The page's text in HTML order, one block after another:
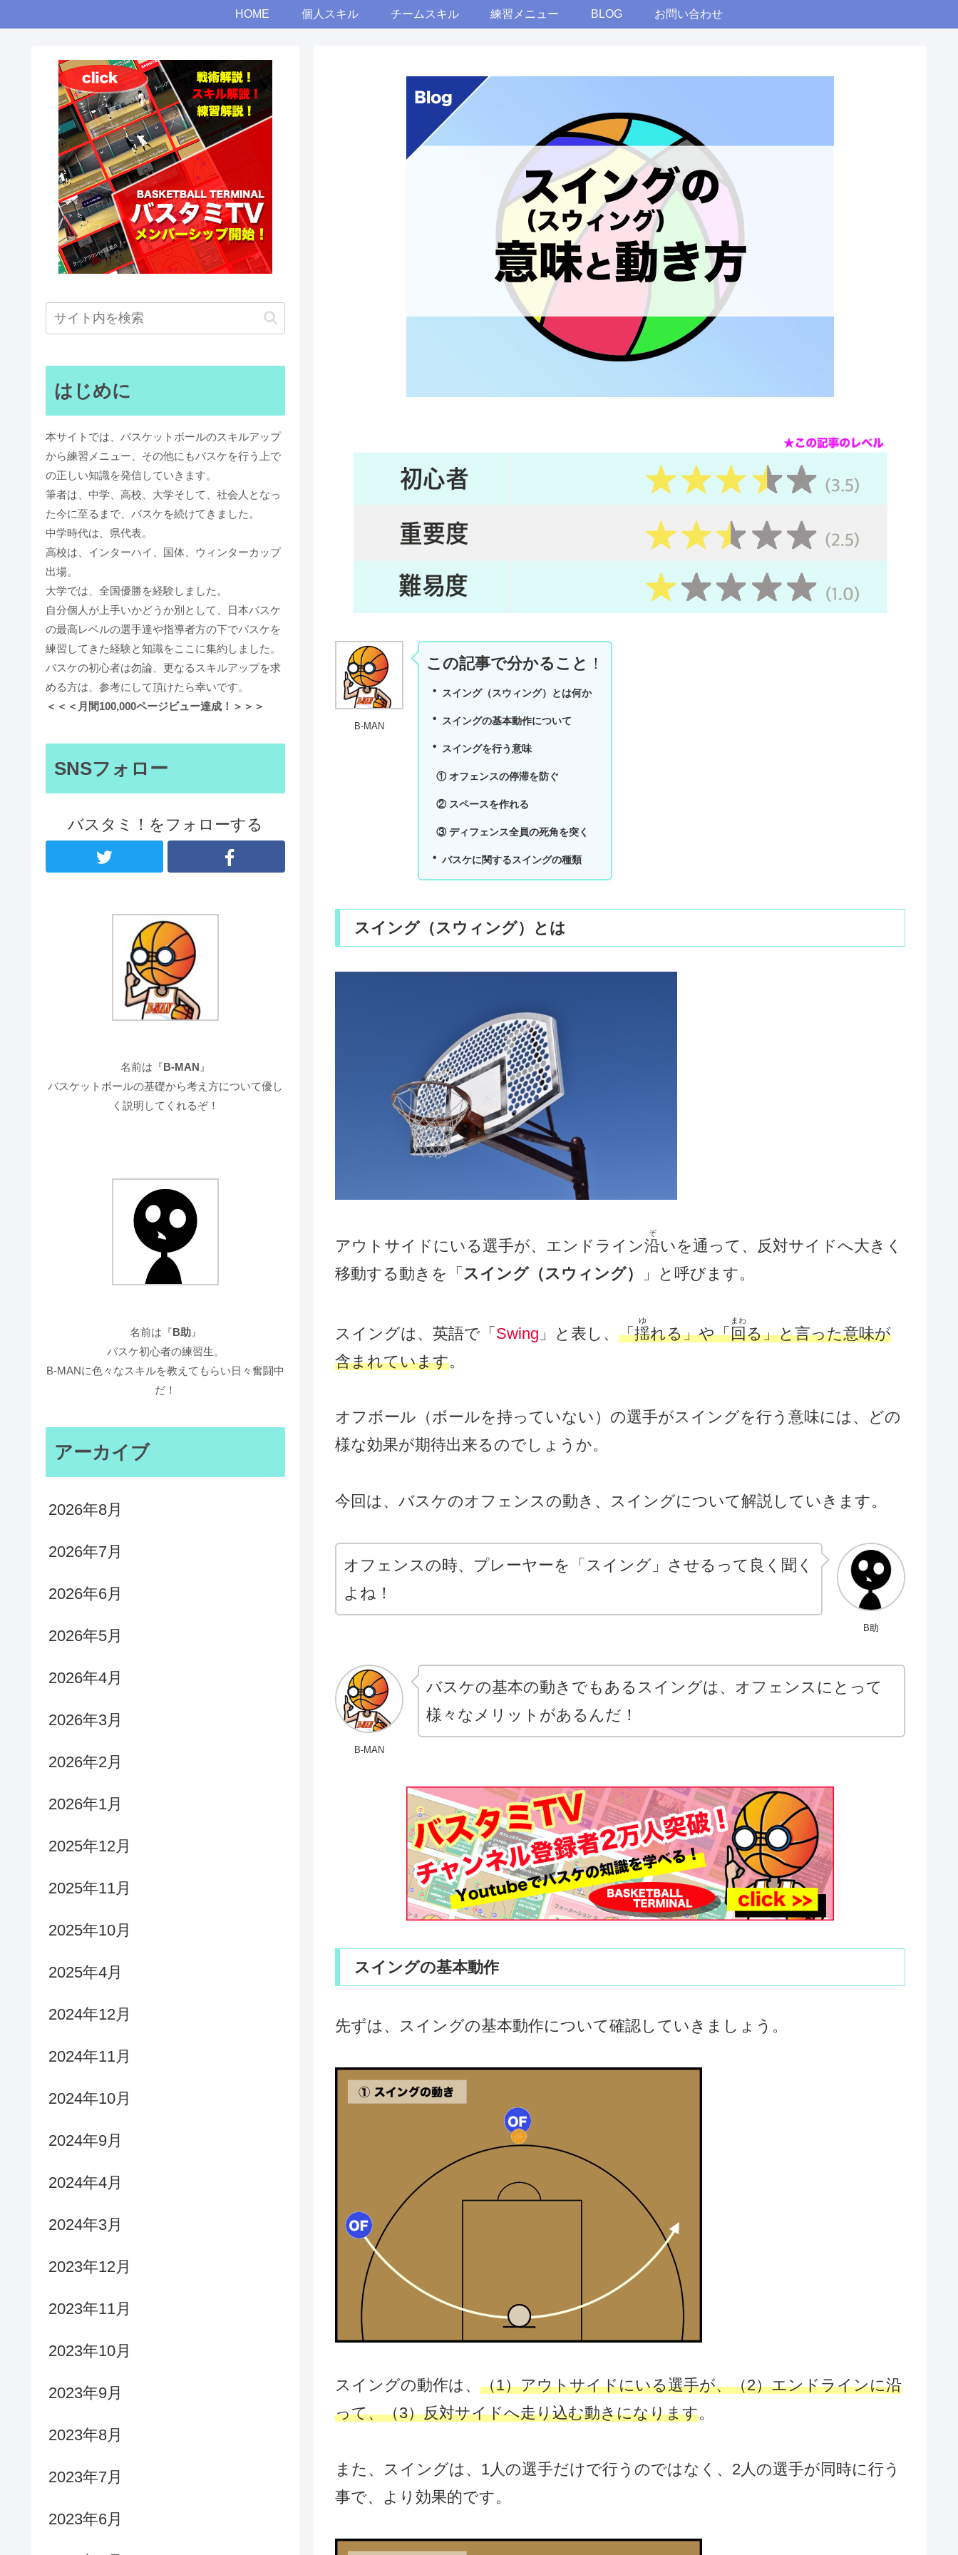
HOME 個人スキル チームスキル 練習メニュー BLOG お問い合わせ
B-MAN
この記事で分かること ！
・
スイング（スウィング）とは何か
・ スイングの基本動作について
・ スイングを行う意味
① オフェンスの停滞を防ぐ
② スペースを作れる
③ ディフェンス全員の死角を突く
・ バスケに関するスイングの種類
スイング（スウィング）とは
アウトサイドにいる選手が、エンドライン沿
ぞ
いを通って、反対サイドへ大きく
移動する動きを「 スイング（スウィング） 」と呼びます。
スイングは、英語で「 Swing 」と表し、 「揺
ゆ
れる」や「回
まわ
る」と言った意味が
含まれています。
オフボール（ボールを持っていない）の選手がスイングを行う意味には、どの
様な効果が期待出来るのでしょうか。
今回は、バスケのオフェンスの動き、スイングについて解説していきます。
B助
オフェンスの時、プレーヤーを「スイング」させるって良く聞く
よね！
B-MAN
バスケの基本の動きでもあるスイングは、オフェンスにとって
様々なメリットがあるんだ！
スイングの基本動作
先ずは、スイングの基本動作について確認していきましょう。
スイングの動作は、 （1）アウトサイドにいる選手が、（2）エンドラインに沿
って、（3）反対サイドへ走り込む動きになります。
また、スイングは、1人の選手だけで行うのではなく、2人の選手が同時に行う
事で、より効果的です。
はじめに
本サイトでは、バスケットボールのスキルアップ
から練習メニュー、その他にもバスケを行う上で
の正しい知識を発信していきます。
筆者は、中学、高校、大学そして、社会人となっ
た今に至るまで、バスケを続けてきました。
中学時代は、県代表。
高校は、インターハイ、国体、ウィンターカップ
出場。
大学では、全国優勝を経験しました。
自分個人が上手いかどうか別として、日本バスケ
の最高レベルの選手達や指導者方の下でバスケを
練習してきた経験と知識をここに集約しました。
バスケの初心者は勿論、更なるスキルアップを求
める方は、参考にして頂けたら幸いです。
＜＜＜月間100,000ページビュー達成！＞＞＞
SNSフォロー
バスタミ！をフォローする
名前は『B-MAN 』
バスケットボールの基礎から考え方について優し
く説明してくれるぞ！
名前は『B助』
バスケ初心者の練習生。
B-MANに色々なスキルを教えてもらい日々奮闘中
だ！
アーカイブ
2026年8月
2026年7月
2026年6月
2026年5月
2026年4月
2026年3月
2026年2月
2026年1月
2025年12月
2025年11月
2025年10月
2025年4月
2024年12月
2024年11月
2024年10月
2024年9月
2024年4月
2024年3月
2023年12月
2023年11月
2023年10月
2023年9月
2023年8月
2023年7月
2023年6月